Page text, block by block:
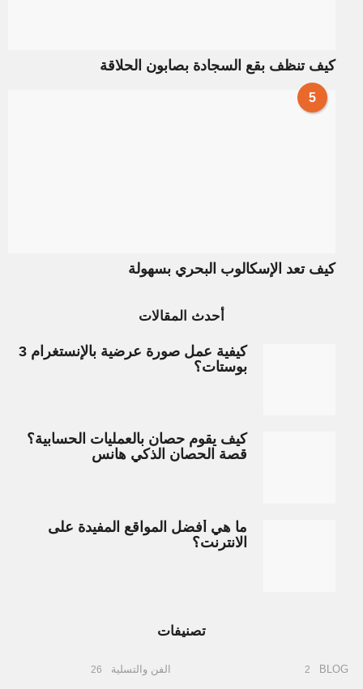
كيف تنظف بقع السجادة بصابون الحلاقة
5
كيف تعد الإسكالوب البحري بسهولة
أحدث المقالات
كيفية عمل صورة عرضية بالإنستغرام 3
بوستات؟
كيف يقوم حصان بالعمليات الحسابية؟
قصة الحصان الذكي هانس
ما هي أفضل المواقع المفيدة على
الانترنت؟
تصنيفات
BLOG
2 الفن والتسلية 26